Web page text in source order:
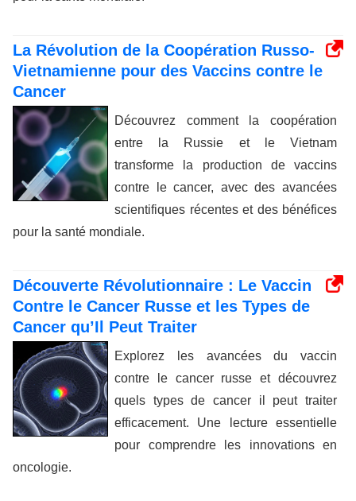
La Révolution de la Coopération Russo-
Vietnamienne pour des Vaccins contre le
Cancer
Découvrez comment la coopération
entre la Russie et le Vietnam
transforme la production de vaccins
contre le cancer, avec des avancées
scientifiques récentes et des bénéfices
pour la santé mondiale.
Découverte Révolutionnaire : Le Vaccin
Contre le Cancer Russe et les Types de
Cancer qu’Il Peut Traiter
Explorez les avancées du vaccin
contre le cancer russe et découvrez
quels types de cancer il peut traiter
efficacement. Une lecture essentielle
pour comprendre les innovations en
oncologie.